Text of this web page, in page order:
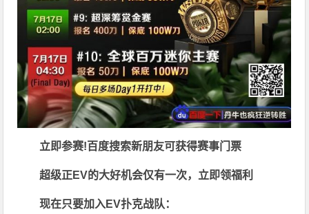
立即参赛!百度搜索新朋友可获得赛事门票
超级正EV的大好机会仅有一次，立即领福利
现在只要加入EV扑克战队：